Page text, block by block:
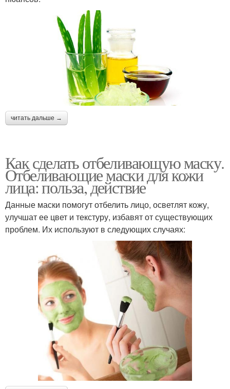
читать дальше →
Как сделать отбеливающую маску.
Отбеливающие маски для кожи
лица: польза, действие
Данные маски помогут отбелить лицо, осветлят кожу,
улучшат ее цвет и текстуру, избавят от существующих
проблем. Их используют в следующих случаях: